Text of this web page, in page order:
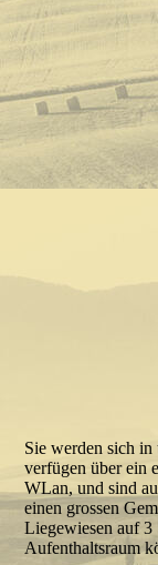
Sie werden sich
verfügen über ein
WLan, und sind
einen grossen
Liegewiesen auf 3
Aufenthaltsraum